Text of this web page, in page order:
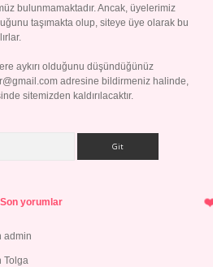
bulunmamaktadır. Ancak, üyelerimiz
taşımakta olup, siteye üye olarak bu
aykırı olduğunu düşündüğünüz
adresine bildirmeniz halinde,
sitemizden kaldırılacaktır.
Son yorumlar
admin
Tolga